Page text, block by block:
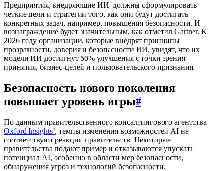
Предприятия, внедряющие ИИ, должны сформулировать
четкие цели и стратегии того, как они будут достигать
конкретных задач, например, повышения безопасности. И
вознаграждение будет значительным, как отметил Gartner. К
2026 году организации, которые внедрят принципы
прозрачности, доверия и безопасности ИИ, увидят, что их
модели ИИ достигнут 50% улучшения с точки зрения
принятия, бизнес-целей и пользовательского признания.
Безопасность нового поколения
повышает уровень игры#
По данным правительственного консалтингового агентства
Oxford Insights’, темпы изменения возможностей AI не
соответствуют реакции правительств. Некоторые
правительства подают пример и отказываются упускать
потенциал AI, особенно в области мер безопасности,
обнаружения угроз и технологий безопасности.